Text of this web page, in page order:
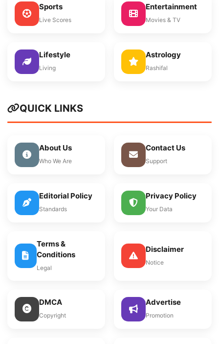
Sports
Live Scores
Entertainment
Movies & TV
Lifestyle
Living
Astrology
Rashifal
QUICK LINKS
About Us
Who We Are
Contact Us
Support
Editorial Policy
Standards
Privacy Policy
Your Data
Terms &
Conditions
Legal
Disclaimer
Notice
DMCA
Copyright
Advertise
Promotion